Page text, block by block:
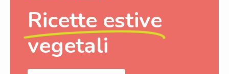
Ricette estive
vegetali